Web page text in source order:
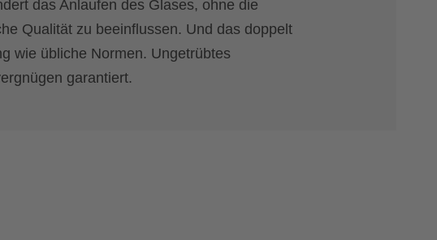
das Anlaufen des Glases, ohne die
Qualität zu beeinflussen. Und das doppelt
wie übliche Normen. Ungetrübtes
garantiert.